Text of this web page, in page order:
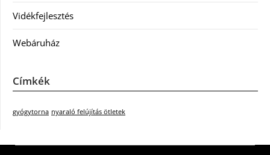
Vidékfejlesztés
Webáruház
Címkék
gyógytorna nyaraló felújítás ötletek